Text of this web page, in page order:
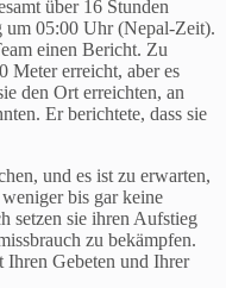
über 16 Stunden
um 05:00 Uhr (Nepal-Zeit).
einen Bericht. Zu
Meter erreicht, aber es
den Ort erreichten, an
Er berichtete, dass sie
und es ist zu erwarten,
bis gar keine
setzen sie ihren Aufstieg
zu bekämpfen.
Ihren Gebeten und Ihrer